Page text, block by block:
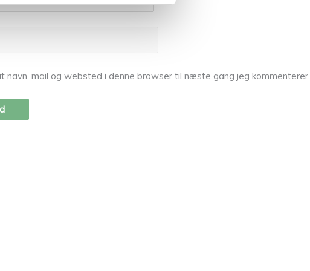
navn, mail og websted i denne browser til næste gang jeg kommenterer.